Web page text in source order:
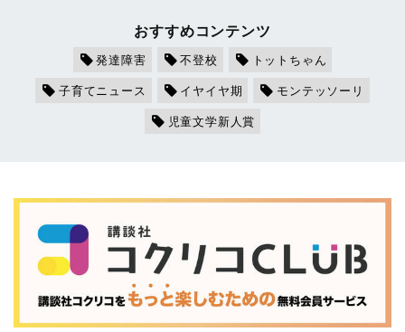
おすすめコンテンツ
発達障害 不登校
トットちゃん
子育てニュース
イヤイヤ期
モンテッソーリ
児童文学新人賞